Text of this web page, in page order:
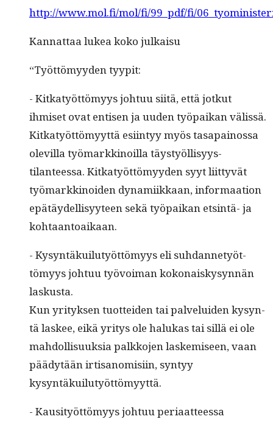
http://www.mol.fi/mol/fi/99_pdf/fi/
Kan­nat­taa lukea koko julkaisu
“Työt­tömyy­den tyypit:
- Kitkatyöt­tömyys johtuu siitä, että jotkut
ihmiset ovat entisen ja uuden työ­paikan välis­sä.
Kitkatyöt­tömyyt­tä esi­in­tyy myös tas­apain­os­sa
olevil­la työ­markki­noil­la täystyöl­lisyys-
tilanteessa. Kitkatyöt­tömyy­den syyt liit­tyvät
työ­markki­noiden dynami­ikkaan, infor­maa­tion
epätäy­del­lisyy­teen sekä työ­paikan etsin­tä- ja
kohtaantoaikaan.
- Kysyn­täkuilu­työt­tömyys eli suh­dan­netyöt­
tömyys johtuu työvoiman kokon­aiskysyn­nän
laskusta.
Kun yri­tyk­sen tuot­tei­den tai palvelu­iden kysyn­
tä las­kee, eikä yri­tys ole halukas tai sil­lä ei ole
mah­dol­lisuuk­sia palkko­jen laskemiseen, vaan
päädytään irti­sanomisi­in, syn­tyy
kysyntäkuilutyöttömyyttä.
- Kausi­työt­tömyys johtuu peri­aat­teessa